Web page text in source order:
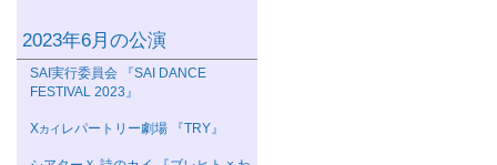
2023年6月の公演
SAI実行委員会 『SAI DANCE
FESTIVAL 2023』
Χカイ レパートリー劇場 『TRY』